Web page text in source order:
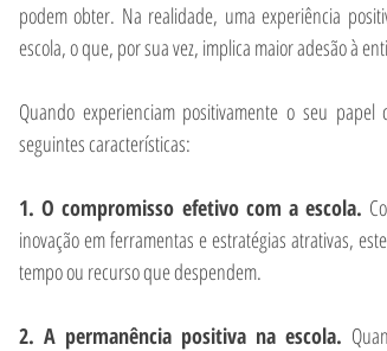
podem obter. Na realidade, uma experiência
escola, o que, por sua vez, implica maior adesão à
Quando experienciam positivamente o seu
seguintes características:
1. O compromisso efetivo com a escola.
inovação em ferramentas e estratégias atrativas,
tempo ou recurso que despendem.
2. A permanência positiva na escola.